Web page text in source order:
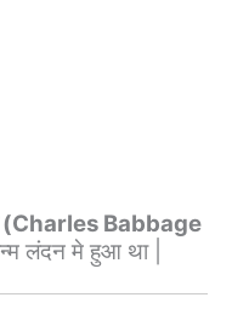
(Charles Babbage
लंदन मे हुआ था |